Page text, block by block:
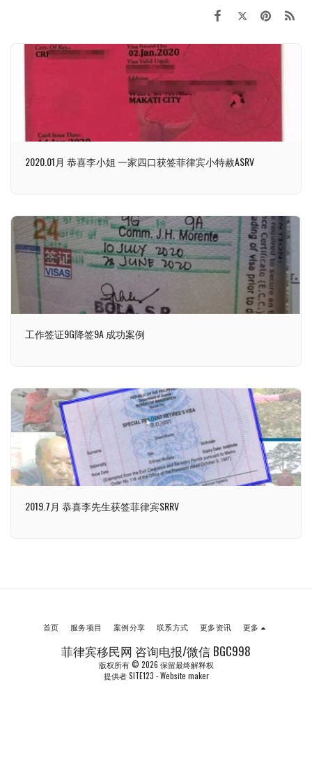
2020.01月 恭喜李小姐 一家四口获签菲律宾小特赦ASRV
工作签证9G降签9A 成功案例
2019.7月 恭喜李先生获签菲律宾SRRV
菲律宾移民网 咨询电报/微信 BGC998
版权所有 © 2026 保留最终解释权
提供者SITE123 -Website maker
首页 服务项目 案例分享 联系方式 更多资讯 更多